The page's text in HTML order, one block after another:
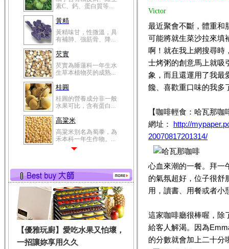
素C、鈣、蛋白質等...
黃精
黃精味甘，性微溫，具
有補肺、強筋骨、降...
芡實
芡實為睡蓮科一年生水
生草本植物芡的成熟...
桂圓
桂圓的營養成分非一般
水果可比，含有蛋白...
高粱米
高粱米別名為蜀黍，為
禾本科一年生作物。...
有蛋白質、脂肪、磷...
鮪魚
鮪魚肚肉中的不飽和脂
肪酸內富含EPA和DH...
韭菜
韭菜所含的膳食纖維能
幫助消化與通便；揮...
【優雅玩廚】愛吃水果又怕壞，
一招讓妳享用久久
Victor
最近聚會不斷，體重和
可能將就生菜沙拉來填
啊！就在我上網搜尋時
士烤粥的創意馬上就吸
象，而且還運用了我最
饞、喜歡重口味的我多
【咖啡輕食：哈瓦那咖
網址： http://
20070817201314/
心血來潮的一餐。拜一
的氣氛超好，位子很舒
用，讀書、用餐或者小
這家咖啡廳很棒喔，除
給客人解渴。因為
的分數就會加上二十分